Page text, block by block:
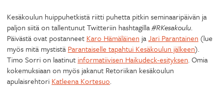
Kesäkoulun huippuhetkistä riitti puhetta pitkin seminaaripäivän ja
paljon siitä on tallentunut Twitteriin hashtagilla#RKesakoulu.
Päivästä ovat postanneet Karo Hämäläinen jaJari Parantainen (lue
myös mitä mystistä Parantaiselle tapahtui Kesäkoulun jälkeen).
Timo Sorri on laatinut informatiivisen Haikudeck-esityksen. Omia
kokemuksiaan on myös jakanut Retoriikan kesäkoulun
apulaisrehtori Katleena Kortesuo.